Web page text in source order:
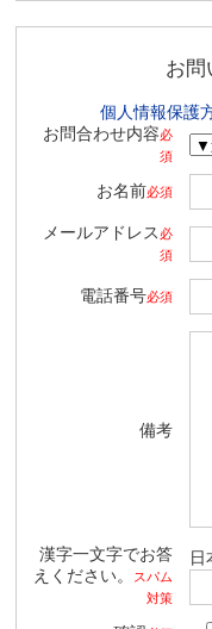
お問
個人情報保護
お問合わせ内容必
須
お名前必須
メールアドレス 必
須
電話番号必須
備考
漢字一文字でお答
えください。
スパム
対策
日